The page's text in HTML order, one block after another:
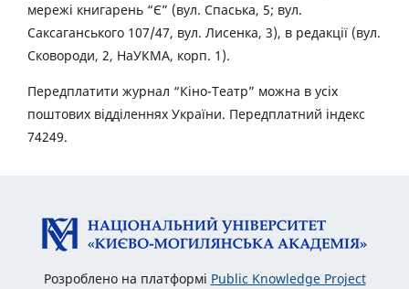
мережі книгарень “Є” (вул. Спаська, 5; вул.
Саксаганського 107/47, вул. Лисенка, 3), в редакції (вул.
Сковороди, 2, НаУКМА, корп. 1).
Передплатити журнал “Кіно-Театр” можна в усіх
поштових відділеннях України. Передплатний індекс
74249.
Розроблено на платформі Public Knowledge Project